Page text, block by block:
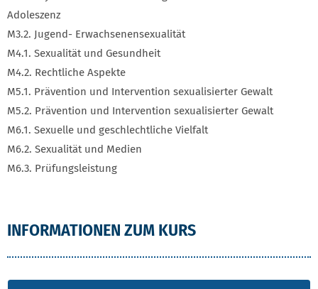
Adoleszenz
M3.2. Jugend- Erwachsenensexualität
M4.1. Sexualität und Gesundheit
M4.2. Rechtliche Aspekte
M5.1. Prävention und Intervention sexualisierter Gewalt
M5.2. Prävention und Intervention sexualisierter Gewalt
M6.1. Sexuelle und geschlechtliche Vielfalt
M6.2. Sexualität und Medien
M6.3. Prüfungsleistung
INFORMATIONEN ZUM KURS